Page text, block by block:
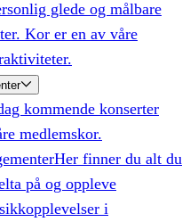
glede og målbare
Kor er en av våre
kommende konserter
medlemskor.
Her finner du alt du
på og oppleve
i